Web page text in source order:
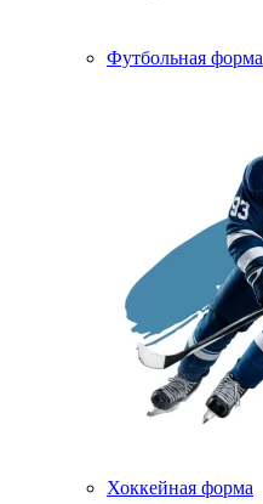
Футбольная форма
Хоккейная форма